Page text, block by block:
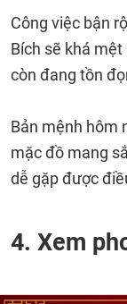
Công việc bận
Bích sẽ khá
còn đang tồn
Bản mệnh hôm
mặc đồ mang
dễ gặp được
4. Xem